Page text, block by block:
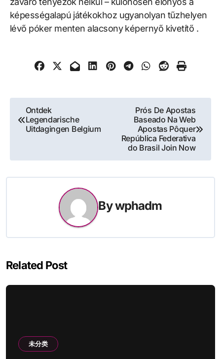
képességalapú játékokhoz ugyanolyan tűzhelyen
lévő póker menten alacsony képernyő kivetítő .
Post
navigation
Ontdek
Legendarische
Uitdagingen Belgium
Prós De Apostas
Baseado Na Web
Apostas Pôquer
República Federativa
do Brasil Join Now
Bywphadm
Related Post
未分类